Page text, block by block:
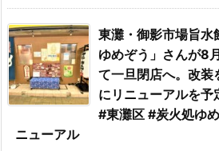
東灘・御影市場旨水
ゆめぞう」さんが8
て一旦閉店へ。改
にリニューアルを
#東灘区 #炭火処ゆ
ニューアル